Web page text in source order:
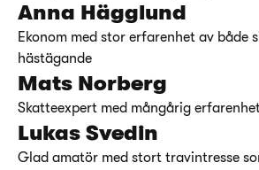
Anna Hägglund
Ekonom med stor erfarenhet av både
hästägande
Mats Norberg
Skatteexpert med mångårig
Lukas Svedin
Glad amatör med stort travintresse